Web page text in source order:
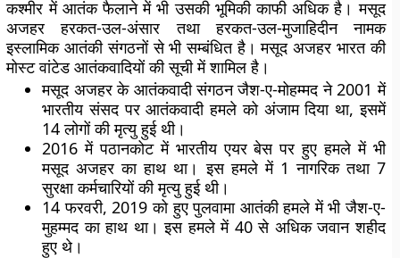
कश्मीर में आतंक फैलाने में भी उसकी भूमिकी काफी अधिक है। मसूद
अजहर हरकत-उल-अंसार तथा हरकत-उल-मुजाहिदीन नामक
इस्लामिक आतंकी संगठनों से भी सम्बंधित है। मसूद अजहर भारत की
मोस्ट वांटेड आतंकवादियों की सूची में शामिल है।
मसूद अजहर के आतंकवादी संगठन जैश-ए-मोहम्मद ने 2001 में
भारतीय संसद पर आतंकवादी हमले को अंजाम दिया था, इसमें
14 लोगों की मृत्यु हुई थी।
2016 में पठानकोट में भारतीय एयर बेस पर हुए हमले में भी
मसूद अजहर का हाथ था। इस हमले में 1 नागरिक तथा 7
सुरक्षा कर्मचारियों की मृत्यु हुई थी।
14 फरवरी, 2019 को हुए पुलवामा आतंकी हमले में भी जैश-ए-
मुहम्मद का हाथ था। इस हमले में 40 से अधिक जवान शहीद
हुए थे।